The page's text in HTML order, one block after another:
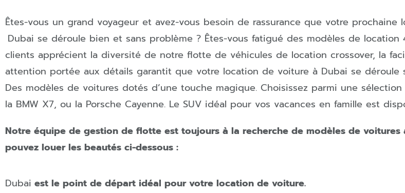
Êtes-vous un grand voyageur et avez-vous besoin de rassurance que votre
Dubai se déroule bien et sans problème ? Êtes-vous fatigué des modèles de location
clients apprécient la diversité de notre flotte de véhicules de location crossover, la
attention portée aux détails garantit que votre location de voiture à Dubai se déroule
Des modèles de voitures dotés d’une touche magique. Choisissez parmi une
la BMW X7, ou la Porsche Cayenne. Le SUV idéal pour vos vacances en famille est
Notre équipe de gestion de flotte est toujours à la recherche de modèles de voitures
pouvez louer les beautés ci-dessous :
Dubai est le point de départ idéal pour votre location de voiture.